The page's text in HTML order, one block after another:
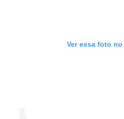
Ver essa foto